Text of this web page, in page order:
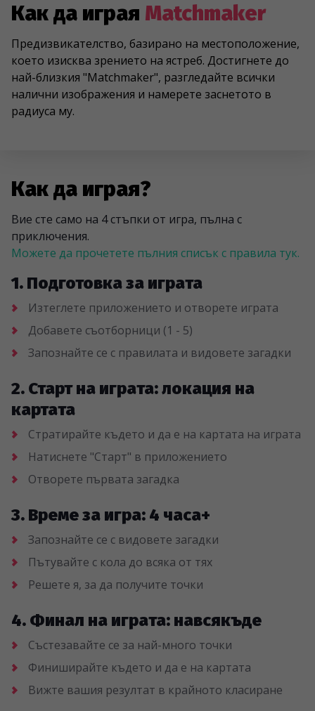
Как да играя Matchmaker
Предизвикателство, базирано на местоположение,
което изисква зрението на ястреб. Достигнете до
най-близкия "Matchmaker", разгледайте всички
налични изображения и намерете заснетото в
радиуса му.
Как да играя?
Вие сте само на 4 стъпки от игра, пълна с
приключения.
Можете да прочетете пълния списък с правила тук.
1. Подготовка за играта
Изтеглете приложението и отворете играта
Добавете съотборници (1 - 5)
Запознайте се с правилата и видовете загадки
2. Старт на играта: локация на
картата
Стратирайте където и да е на картата на играта
Натиснете "Старт" в приложението
Отворете първата загадка
3. Време за игра: 4 часа+
Запознайте се с видовете загадки
Пътувайте с кола до всяка от тях
Решете я, за да получите точки
4. Финал на играта: навсякъде
Състезавайте се за най-много точки
Финиширайте където и да е на картата
Вижте вашия резултат в крайното класиране